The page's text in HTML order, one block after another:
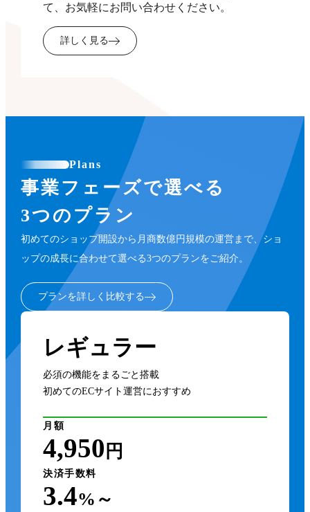
て、お気軽にお問い合わせください。
詳しく見る
Plans
事業フェーズで選べる
3つのプラン
初めてのショップ開設から月商数億円規模の運営まで、ショ
ップの成長に合わせて選べる3つのプランをご紹介。
プランを詳しく比較する
レギュラー
必須の機能をまるごと搭載
初めてのECサイト運営におすすめ
月額
4,950 円
決済手数料
3.4%～